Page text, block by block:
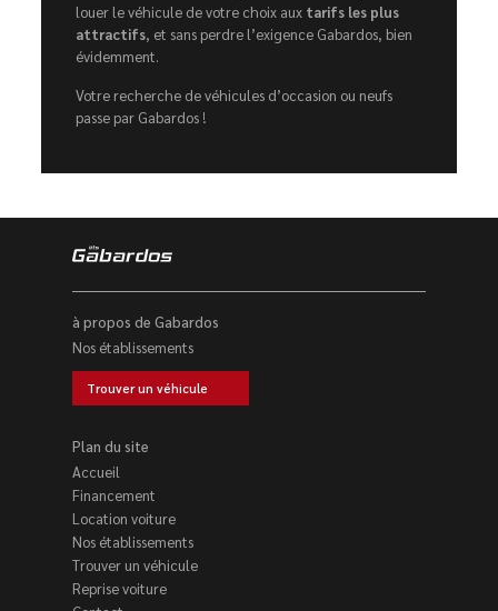
louer le véhicule de votre choix aux tarifs les plus
attractifs, et sans perdre l’exigence Gabardos, bien
évidemment.
Votre recherche de véhicules d’occasion ou neufs
passe par Gabardos !
à propos de Gabardos
Nos établissements
Trouver un véhicule
Plan du site
Accueil
Financement
Location voiture
Nos établissements
Trouver un véhicule
Reprise voiture